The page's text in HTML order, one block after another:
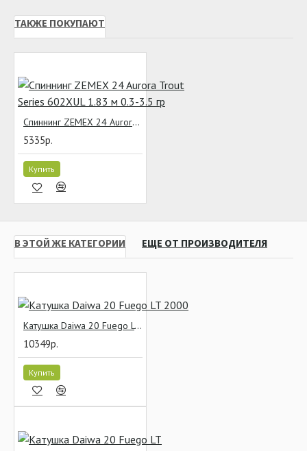
ТАКЖЕ ПОКУПАЮТ
Спиннинг ZEMEX 24 Aurora Trout Series 602XUL 1.83 м 0.3-3.5 гр
5335р.
Купить
В ЭТОЙ ЖЕ КАТЕГОРИИ ЕЩЕ ОТ ПРОИЗВОДИТЕЛЯ
Катушка Daiwa 20 Fuego LT 2000
10349р.
Купить